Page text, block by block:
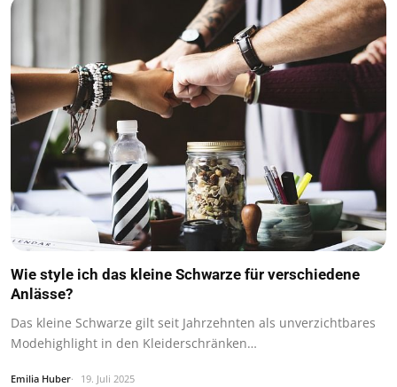
Wie style ich das kleine Schwarze für verschiedene
Anlässe?
Das kleine Schwarze gilt seit Jahrzehnten als unverzichtbares
Modehighlight in den Kleiderschränken…
Emilia Huber 19. Juli 2025